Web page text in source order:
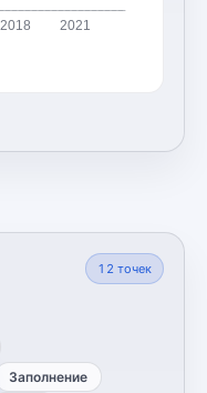
2018 2021
12 точек
Заполнение